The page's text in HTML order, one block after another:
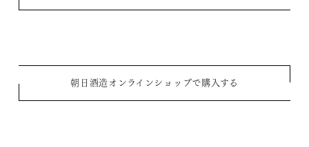
朝日酒造オンラインショップで購入する